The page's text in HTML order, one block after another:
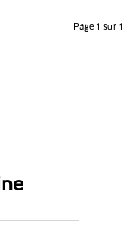
Page 1 sur 1